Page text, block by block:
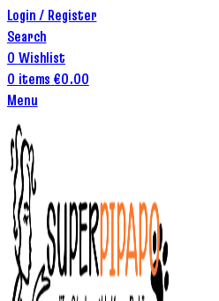
Login / Register
Search
0 Wishlist
0 items €0.00
Menu